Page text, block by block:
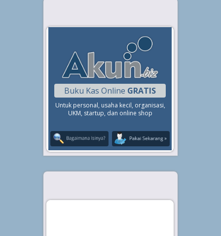
Buku Kas Online GRATIS
Untuk personal, usaha kecil, organisasi,
UKM, startup, dan online shop